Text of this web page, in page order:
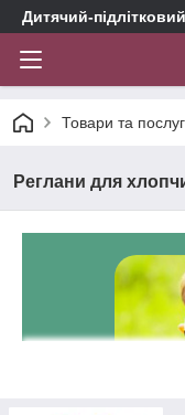
Дитячий-
Товари та
Реглани для